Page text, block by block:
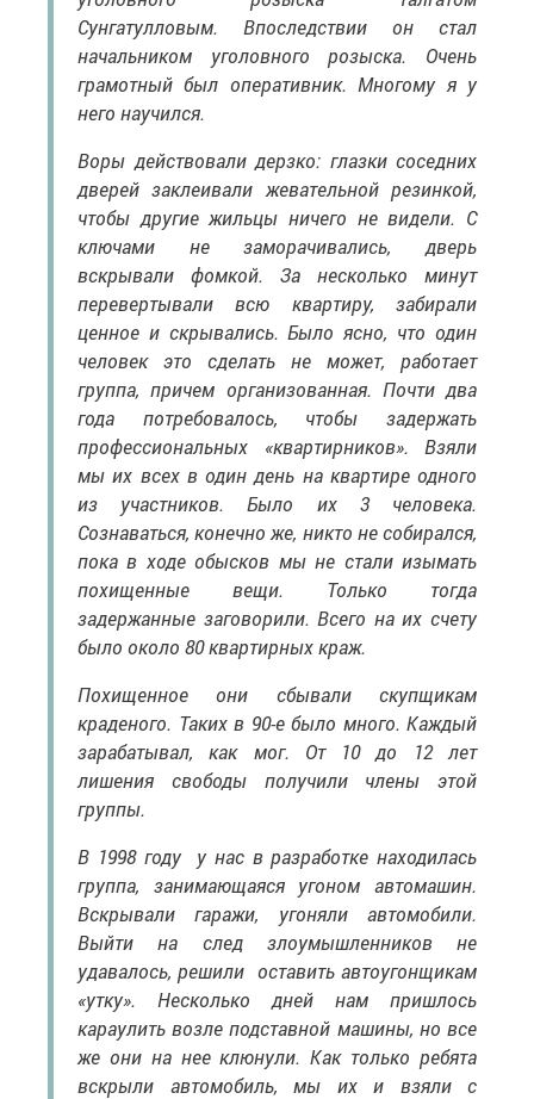
Сунгатулловым. Впоследствии он стал
начальником уголовного розыска. Очень
грамотный был оперативник. Многому я у
него научился.
Воры действовали дерзко: глазки соседних
дверей заклеивали жевательной резинкой,
чтобы другие жильцы ничего не видели. С
ключами не заморачивались, дверь
вскрывали фомкой. За несколько минут
перевертывали всю квартиру, забирали
ценное и скрывались. Было ясно, что один
человек это сделать не может, работает
группа, причем организованная. Почти два
года потребовалось, чтобы задержать
профессиональных «квартирников». Взяли
мы их всех в один день на квартире одного
из участников. Было их 3 человека.
Сознаваться, конечно же, никто не собирался,
пока в ходе обысков мы не стали изымать
похищенные вещи. Только тогда
задержанные заговорили. Всего на их счету
было около 80 квартирных краж.
Похищенное они сбывали скупщикам
краденого. Таких в 90-е было много. Каждый
зарабатывал, как мог. От 10 до 12 лет
лишения свободы получили члены этой
группы.
В 1998 году у нас в разработке находилась
группа, занимающаяся угоном автомашин.
Вскрывали гаражи, угоняли автомобили.
Выйти на след злоумышленников не
удавалось, решили оставить автоугонщикам
«утку». Несколько дней нам пришлось
караулить возле подставной машины, но все
же они на нее клюнули. Как только ребята
вскрыли автомобиль, мы их и взяли с